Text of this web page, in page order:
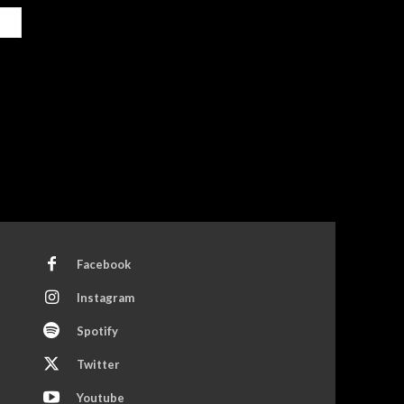
Facebook
Instagram
Spotify
Twitter
Youtube